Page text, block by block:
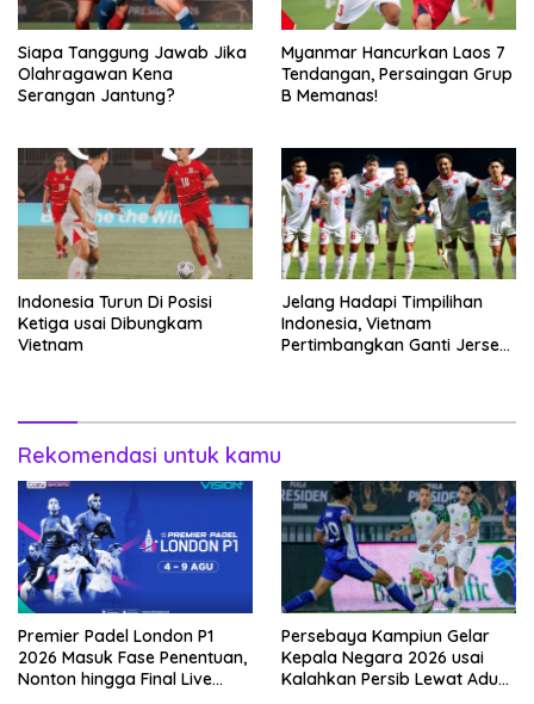
Siapa Tanggung Jawab Jika
Olahragawan Kena
Serangan Jantung?
Myanmar Hancurkan Laos 7
Tendangan, Persaingan Grup
B Memanas!
Indonesia Turun Di Posisi
Ketiga usai Dibungkam
Vietnam
Jelang Hadapi Timpilihan
Indonesia, Vietnam
Pertimbangkan Ganti Jersey
Rekomendasi untuk kamu
Premier Padel London P1
2026 Masuk Fase Penentuan,
Nonton hingga Final Live
Persebaya Kampiun Gelar
Kepala Negara 2026 usai
Kalahkan Persib Lewat Adu